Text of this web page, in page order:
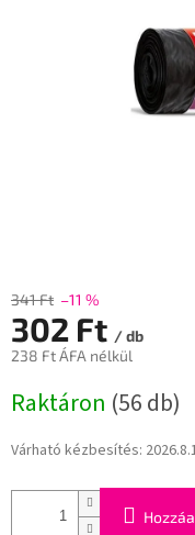
341 Ft –11 %
302 Ft / db
238 Ft ÁFA nélkül
Raktáron (56 db)
Várható kézbesítés: